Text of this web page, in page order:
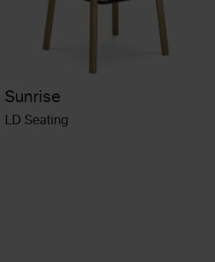
Sunrise
LD Seating